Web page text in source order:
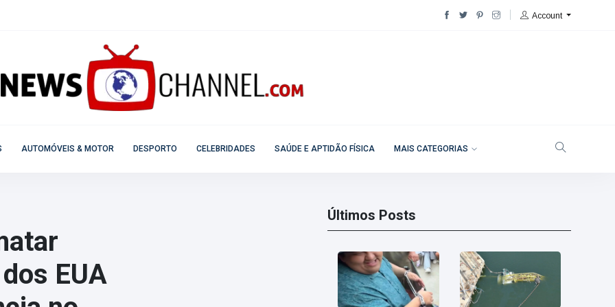
Account
AUTOMÓVEIS & MOTOR DESPORTO CELEBRIDADES SAÚDE E APTIDÃO FÍSICA MAIS CATEGORIAS
EUA
Últimos Posts